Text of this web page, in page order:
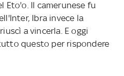
Eto'o. Il camerunese fu
Ibra invece la
a vincerla. E oggi
questo per rispondere